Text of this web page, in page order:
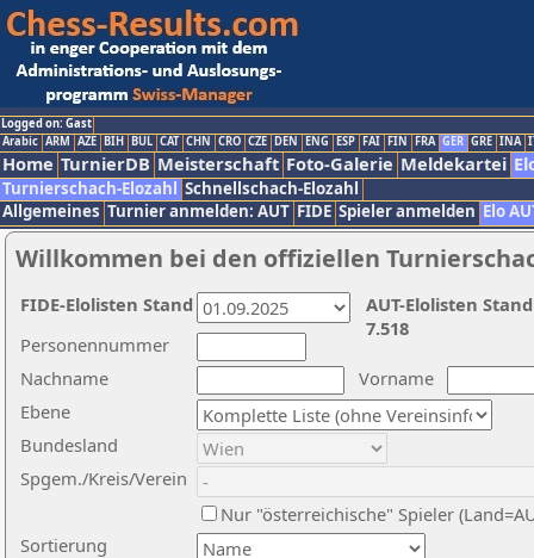
Logged on: Gast
Arabic ARM AZE BIH BUL CAT CHN CRO CZE DEN ENG ESP FAI FIN FRA GER GRE INA
Home TurnierDB Meisterschaft Foto-Galerie Meldekartei
Turnierschach-Elozahl Schnellschach-Elozahl
Allgemeines Turnier anmelden: AUT FIDE Spieler anmelden Elo
Willkommen bei den offiziellen
Nachname
Vorname
Ebene
Sortierung
Personennummer
Bundesland
Spgem./Kreis/Verein
Nur "österreichische" Spieler
AUT-Elolisten
7.518
FIDE-Elolisten Stand